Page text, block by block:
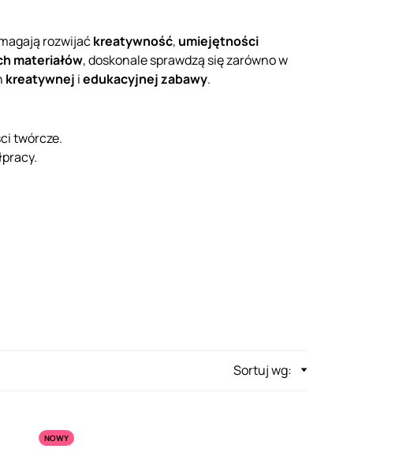
rozwijaćkreatywność, umiejętności
materiałów, doskonale sprawdzą się zarówno w
kreatywnej iedukacyjnej zabawy.
twórcze.
Sortuj wg:
NOWY